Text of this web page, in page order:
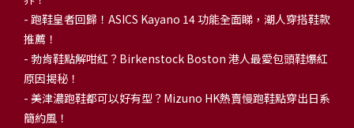
- 跑鞋皇者回歸！ASICS Kayano 14 功能全面睇，潮人穿搭鞋款
推薦！
- 勃肯鞋點解咁紅？Birkenstock Boston 港人最愛包頭鞋爆紅
原因揭秘！
- 美津濃跑鞋都可以好有型？Mizuno HK熱賣慢跑鞋點穿出日系
簡約風！